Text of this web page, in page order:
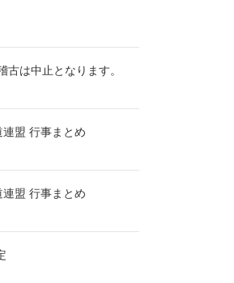
は中止となります。
盟 行事まとめ
盟 行事まとめ